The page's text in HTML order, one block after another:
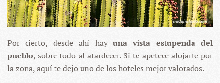
Por cierto, desde ahí hay una vista estupenda del
pueblo, sobre todo al atardecer. Si te apetece alojarte por
la zona, aquí te dejo uno de los hoteles mejor valorados.